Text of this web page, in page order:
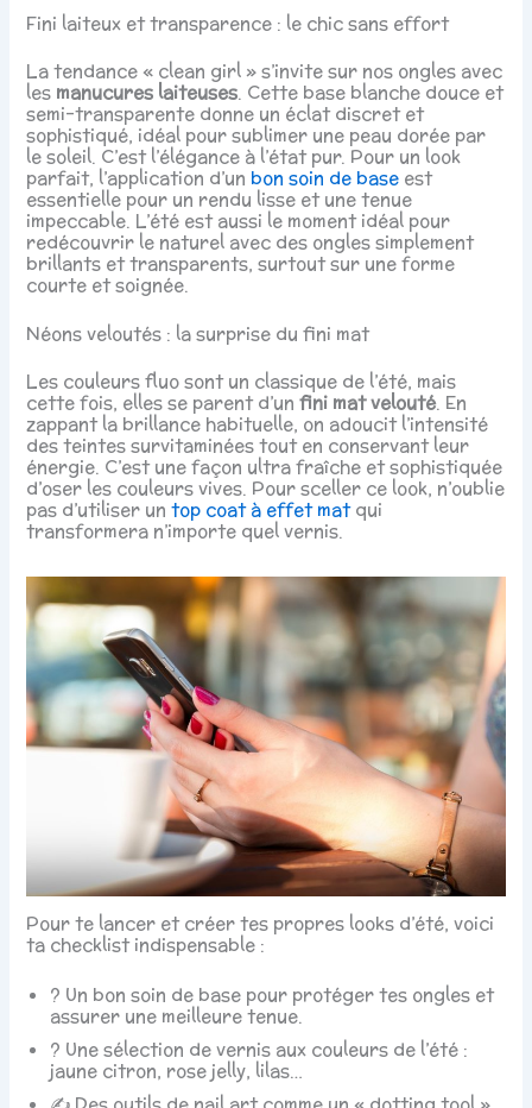
Fini laiteux et transparence : le chic sans effort
La tendance « clean girl » s’invite sur nos ongles avec
les manucures laiteuses. Cette base blanche douce et
semi-transparente donne un éclat discret et
sophistiqué, idéal pour sublimer une peau dorée par
le soleil. C’est l’élégance à l’état pur. Pour un look
parfait, l’application d’un bon soin de base est
essentielle pour un rendu lisse et une tenue
impeccable. L’été est aussi le moment idéal pour
redécouvrir le naturel avec des ongles simplement
brillants et transparents, surtout sur une forme
courte et soignée.
Néons veloutés : la surprise du fini mat
Les couleurs fluo sont un classique de l’été, mais
cette fois, elles se parent d’unfini mat velouté. En
zappant la brillance habituelle, on adoucit l’intensité
des teintes survitaminées tout en conservant leur
énergie. C’est une façon ultra fraîche et sophistiquée
d’oser les couleurs vives. Pour sceller ce look, n’oublie
pas d’utiliser untop coat à effet matqui
transformera n’importe quel vernis.
Pour te lancer et créer tes propres looks d’été, voici
ta checklist indispensable :
? Un bon soin de base pour protéger tes ongles et
assurer une meilleure tenue.
? Une sélection de vernis aux couleurs de l’été :
jaune citron, rose jelly, lilas…